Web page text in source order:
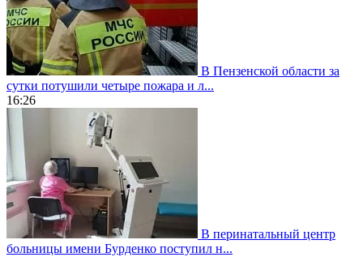
В Пензенской области за
сутки потушили четыре пожара и л...
16:26
В перинатальный центр
больницы имени Бурденко поступил н...